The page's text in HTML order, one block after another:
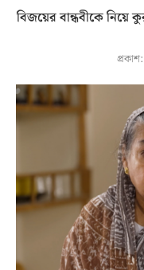
বিজয়ের বান্ধবীকে নিয়ে
প্রকাশ: